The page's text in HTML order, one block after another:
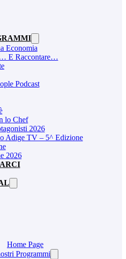
Economia
E Raccontare…
Podcast
lo Chef
2026
Adige TV – 5^ Edizione
2026
Home Page
Programmi